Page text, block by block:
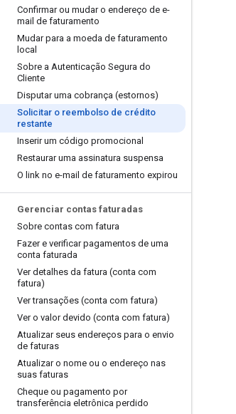
Confirmar ou mudar o endereço de e-
mail de faturamento
Mudar para a moeda de faturamento
local
Sobre a Autenticação Segura do
Cliente
Disputar uma cobrança (estornos)
Solicitar o reembolso de crédito
restante
Inserir um código promocional
Restaurar uma assinatura suspensa
O link no e-mail de faturamento expirou
Gerenciar contas faturadas
Sobre contas com fatura
Fazer e verificar pagamentos de uma
conta faturada
Ver detalhes da fatura (conta com
fatura)
Ver transações (conta com fatura)
Ver o valor devido (conta com fatura)
Atualizar seus endereços para o envio
de faturas
Atualizar o nome ou o endereço nas
suas faturas
Cheque ou pagamento por
transferência eletrônica perdido